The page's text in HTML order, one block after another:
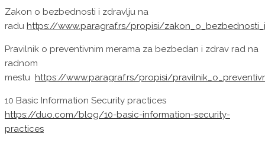
Zakon o bezbednosti i zdravlju na
radu https://www.paragraf.rs/propisi/
Pravilnik o preventivnim merama za bezbedan i zdrav rad na
radnom
mestu https://www.paragraf.rs/propisi/
10 Basic Information Security practices
https://duo.com/blog/10-basic-information-security-
practices